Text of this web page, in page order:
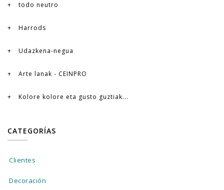
todo neutro
Harrods
Udazkena-negua
Arte lanak - CEINPRO
Kolore kolore eta gusto guztiak...
CATEGORÍAS
Clientes
Decoración